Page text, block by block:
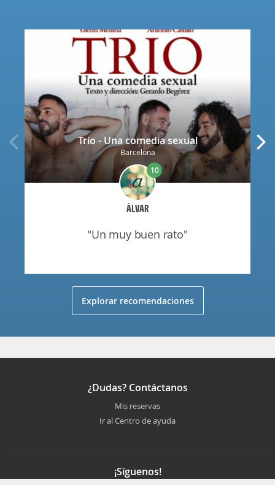
Trío - Una comedia sexual
Barcelona
ÀLVAR
10
"un muy buen rato"
Explorar recomendaciones
¿Dudas? Contáctanos
Mis reservas
Ir al Centro de ayuda
¡Síguenos!